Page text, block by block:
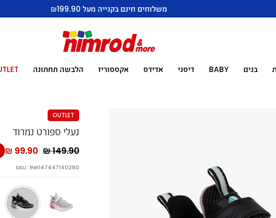
משלוחים חינם בקנייה מעל ₪199.90
בנים BABY דיסני אדידס אקססוריז הלבשה תחתונה
OUTLET
נעלי ספורט נמרוד
99.90 ₪ 149.90 ₪
SKU: 1NR147447140280